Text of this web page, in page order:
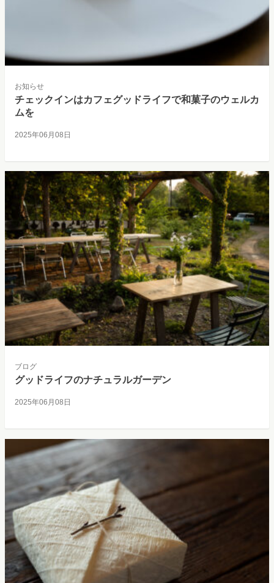
お知らせ
チェックインはカフェグッドライフで和菓子のウェルカ
ムを
2025年06月08日
ブログ
グッドライフのナチュラルガーデン
2025年06月08日